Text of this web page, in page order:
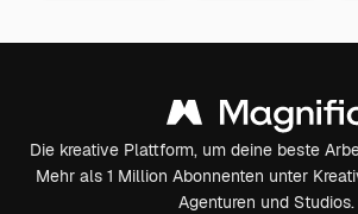
Die kreative Plattform, um deine beste
Mehr als 1 Million Abonnenten unter
Agenturen und Studios.